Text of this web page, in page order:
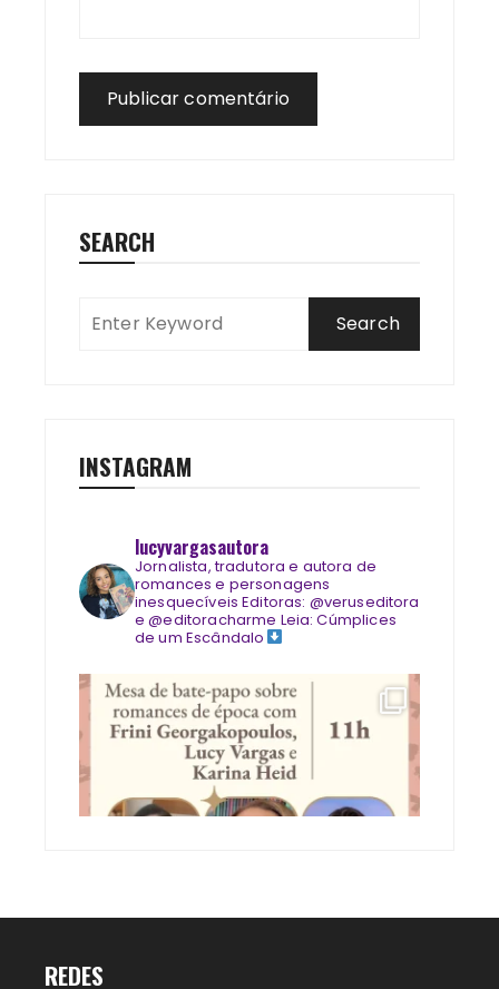
SEARCH
INSTAGRAM
lucyvargasautora
Jornalista, tradutora e autora de
romances e personagens
inesquecíveis Editoras: @veruseditora
e @editoracharme Leia: Cúmplices
de um Escândalo
REDES